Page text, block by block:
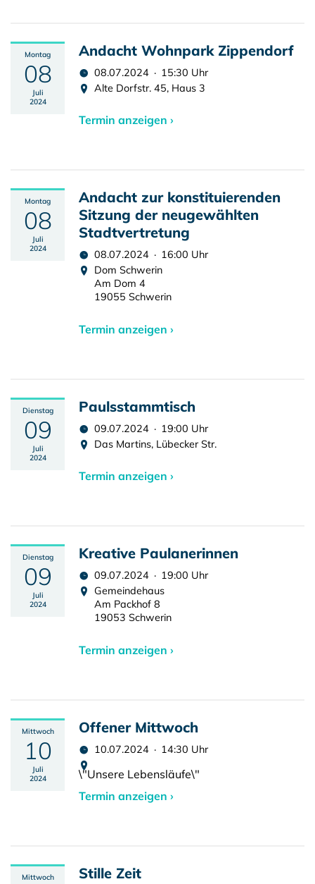
Montag
08
Juli
2024
Andacht Wohnpark Zippendorf
08.07.2024 · 15:30 Uhr
Alte Dorfstr. 45, Haus 3
Termin anzeigen ›
Montag
08
Juli
2024
Andacht zur konstituierenden
Sitzung der neugewählten
Stadtvertretung
08.07.2024 · 16:00 Uhr
Dom Schwerin
Am Dom 4
19055 Schwerin
Termin anzeigen ›
Dienstag
09
Juli
2024
Paulsstammtisch
09.07.2024 · 19:00 Uhr
Das Martins, Lübecker Str.
Termin anzeigen ›
Dienstag
09
Juli
2024
Kreative Paulanerinnen
09.07.2024 · 19:00 Uhr
Gemeindehaus
Am Packhof 8
19053 Schwerin
Termin anzeigen ›
Mittwoch
10
Juli
2024
Offener Mittwoch
10.07.2024 · 14:30 Uhr
\"Unsere Lebensläufe\"
Termin anzeigen ›
Mittwoch Stille Zeit